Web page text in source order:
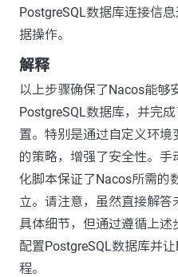
PostgreSQL数据库连接信
据操作。
解释
以上步骤确保了Nacos能够
PostgreSQL数据库，并完
置。特别是通过自定义环
的策略，增强了安全性。
化脚本保证了Nacos所需的
立。请注意，虽然直接解答
具体细节，但通过遵循上述
配置PostgreSQL数据库并
程。